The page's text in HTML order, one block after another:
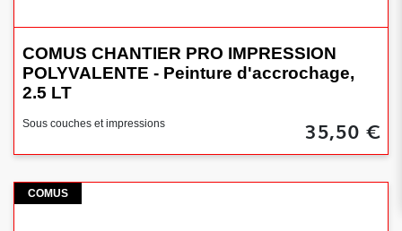
COMUS CHANTIER PRO IMPRESSION
POLYVALENTE - Peinture d'accrochage,
2.5 LT
Sous couches et impressions 35,50 €
COMUS
Comus